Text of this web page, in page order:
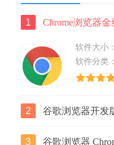
1
软件大小：
软件分类：
2
3